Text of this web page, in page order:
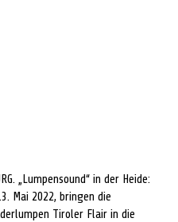
„Lumpensound“ in der Heide:
Mai 2022, bringen die
Tiroler Flair in die